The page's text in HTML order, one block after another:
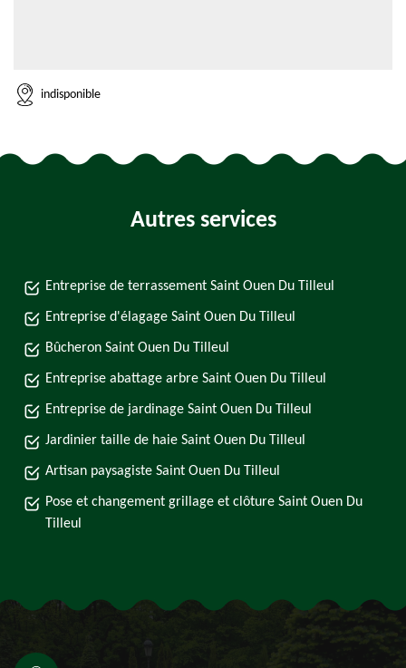
indisponible
Autres services
Entreprise de terrassement Saint Ouen Du Tilleul
Entreprise d'élagage Saint Ouen Du Tilleul
Bûcheron Saint Ouen Du Tilleul
Entreprise abattage arbre Saint Ouen Du Tilleul
Entreprise de jardinage Saint Ouen Du Tilleul
Jardinier taille de haie Saint Ouen Du Tilleul
Artisan paysagiste Saint Ouen Du Tilleul
Pose et changement grillage et clôture Saint Ouen Du
Tilleul